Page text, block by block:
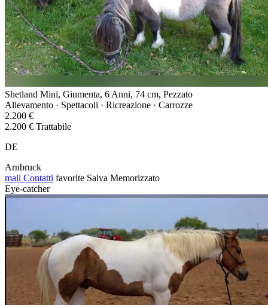
Shetland Mini, Giumenta, 6 Anni, 74 cm, Pezzato
Allevamento · Spettacoli · Ricreazione · Carrozze
2.200 €
2.200 € Trattabile
DE
Arnbruck
mail Contatti favorite Salva Memorizzato
Eye-catcher